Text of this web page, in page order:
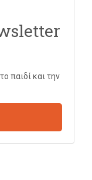
παιδί και την